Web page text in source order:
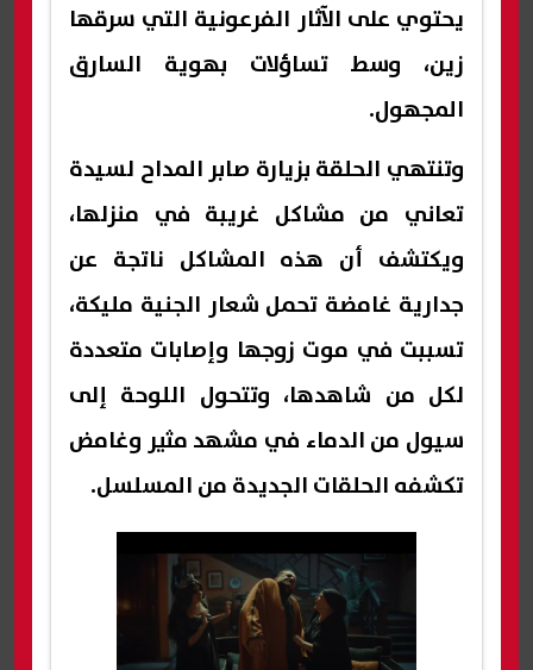
يحتوي على الآثار الفرعونية التي سرقها
زين، وسط تساؤلات بهوية السارق
المجهول.
وتنتهي الحلقة بزيارة صابر المداح لسيدة
تعاني من مشاكل غريبة في منزلها،
ويكتشف أن هذه المشاكل ناتجة عن
جدارية غامضة تحمل شعار الجنية مليكة،
تسببت في موت زوجها وإصابات متعددة
لكل من شاهدها، وتتحول اللوحة إلى
سيول من الدماء في مشهد مثير وغامض
تكشفه الحلقات الجديدة من المسلسل.